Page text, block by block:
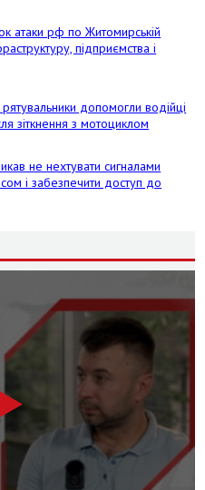
атаки рф по Житомирській
підприємства і
допомогли водійці
зіткнення з мотоциклом
не нехтувати сигналами
і забезпечити доступ до